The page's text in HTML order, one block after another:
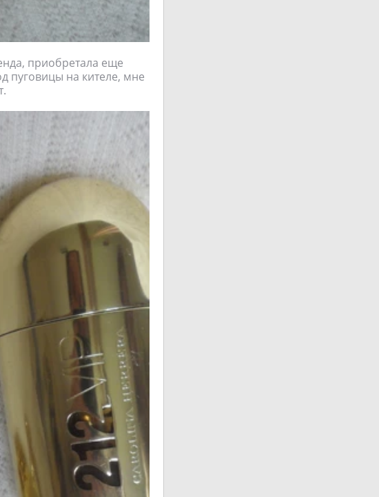
приобретала еще
пуговицы на кителе, мне